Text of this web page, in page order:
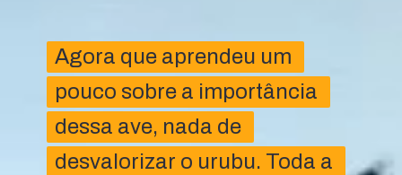
Agora que aprendeu um
pouco sobre a importância
dessa ave, nada de
desvalorizar o urubu. Toda a
Agora que aprendeu um
pouco sobre a importância
dessa ave, nada de
desvalorizar o urubu. Toda a